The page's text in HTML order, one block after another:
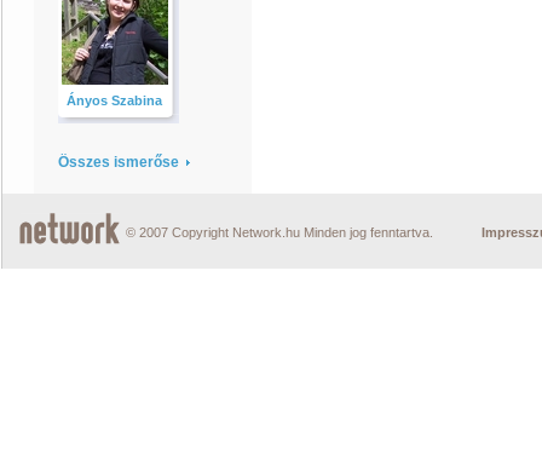
Ányos Szabina
Összes ismerőse
© 2007 Copyright Network.hu Minden jog fenntartva.